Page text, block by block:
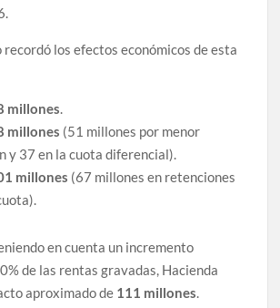
recordó los efectos económicos de esta
millones.
millones (51 millones por menor
y 37 en la cuota diferencial).
millones (67 millones en retenciones
en cuenta un incremento
de las rentas gravadas, Hacienda
aproximado de 111 millones